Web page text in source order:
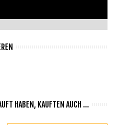
HABEN, KAUFTEN AUCH ...